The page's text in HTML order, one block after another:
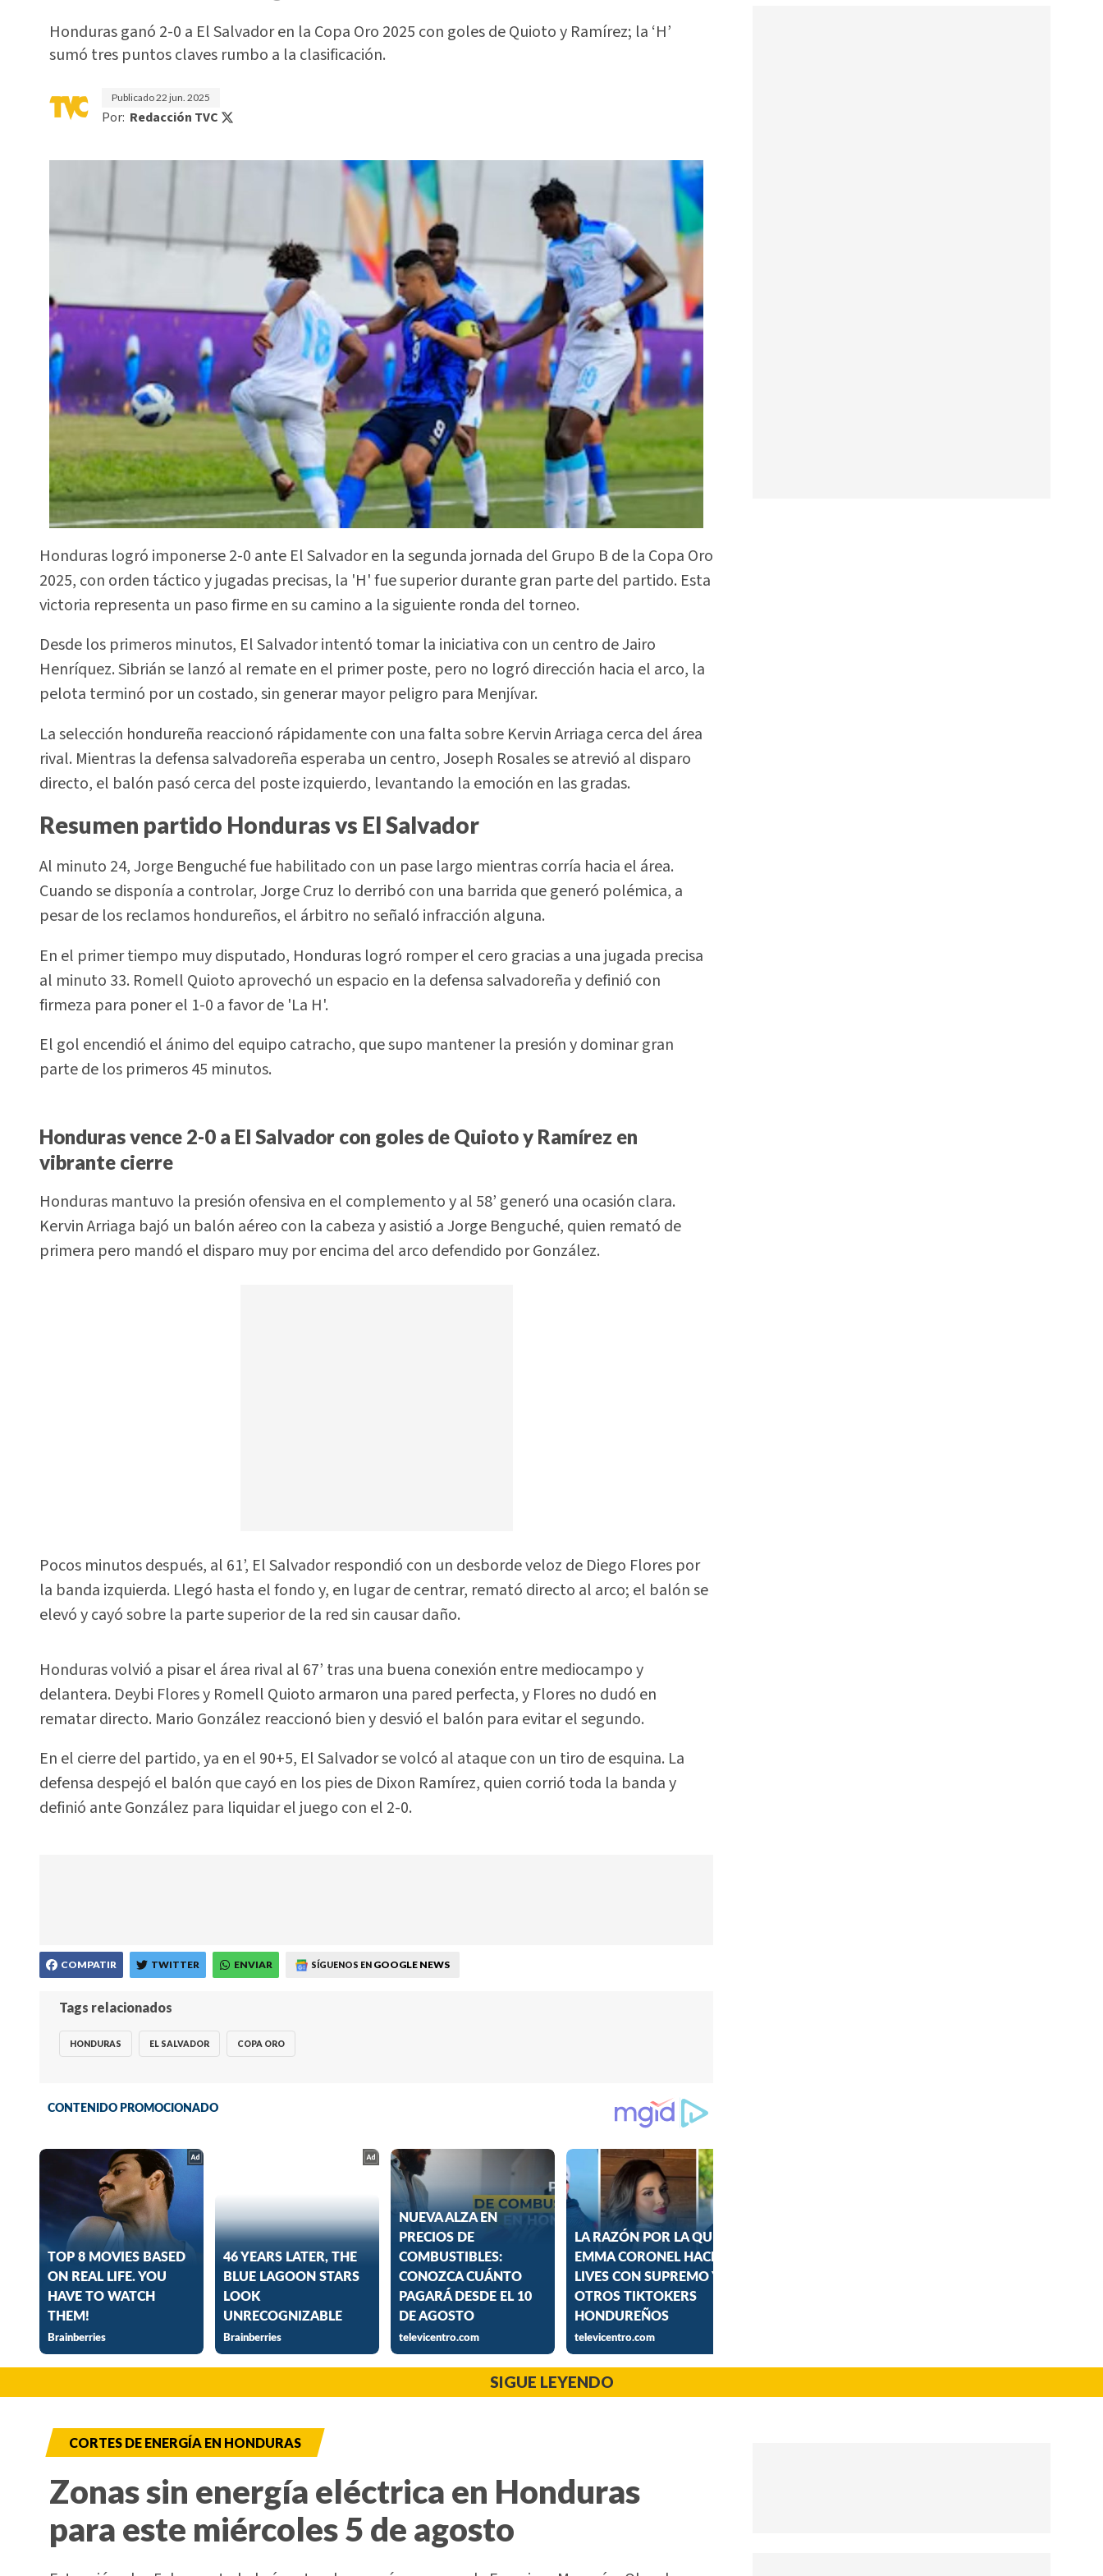
Honduras ganó 2-0 a El Salvador en la Copa Oro 2025 con goles de Quioto y Ramírez; la ‘H’
sumó tres puntos claves rumbo a la clasificación.
Publicado22 jun. 2025
Por: Redacción TVC
Honduras logró imponerse 2-0 ante El Salvador en la segunda jornada del Grupo B de la Copa Oro
2025, con orden táctico y jugadas precisas, la 'H' fue superior durante gran parte del partido. Esta
victoria representa un paso firme en su camino a la siguiente ronda del torneo.
Desde los primeros minutos, El Salvador intentó tomar la iniciativa con un centro de Jairo
Henríquez. Sibrián se lanzó al remate en el primer poste, pero no logró dirección hacia el arco, la
pelota terminó por un costado, sin generar mayor peligro para Menjívar.
La selección hondureña reaccionó rápidamente con una falta sobre Kervin Arriaga cerca del área
rival. Mientras la defensa salvadoreña esperaba un centro, Joseph Rosales se atrevió al disparo
directo, el balón pasó cerca del poste izquierdo, levantando la emoción en las gradas.
Resumen partido Honduras vs El Salvador
Al minuto 24, Jorge Benguché fue habilitado con un pase largo mientras corría hacia el área.
Cuando se disponía a controlar, Jorge Cruz lo derribó con una barrida que generó polémica, a
pesar de los reclamos hondureños, el árbitro no señaló infracción alguna.
En el primer tiempo muy disputado, Honduras logró romper el cero gracias a una jugada precisa
al minuto 33. Romell Quioto aprovechó un espacio en la defensa salvadoreña y definió con
firmeza para poner el 1-0 a favor de 'La H'.
El gol encendió el ánimo del equipo catracho, que supo mantener la presión y dominar gran
parte de los primeros 45 minutos.
Honduras vence 2-0 a El Salvador con goles de Quioto y Ramírez en
vibrante cierre
Honduras mantuvo la presión ofensiva en el complemento y al 58’ generó una ocasión clara.
Kervin Arriaga bajó un balón aéreo con la cabeza y asistió a Jorge Benguché, quien remató de
primera pero mandó el disparo muy por encima del arco defendido por González.
Pocos minutos después, al 61’, El Salvador respondió con un desborde veloz de Diego Flores por
la banda izquierda. Llegó hasta el fondo y, en lugar de centrar, remató directo al arco; el balón se
elevó y cayó sobre la parte superior de la red sin causar daño.
Honduras volvió a pisar el área rival al 67’ tras una buena conexión entre mediocampo y
delantera. Deybi Flores y Romell Quioto armaron una pared perfecta, y Flores no dudó en
rematar directo. Mario González reaccionó bien y desvió el balón para evitar el segundo.
En el cierre del partido, ya en el 90+5, El Salvador se volcó al ataque con un tiro de esquina. La
defensa despejó el balón que cayó en los pies de Dixon Ramírez, quien corrió toda la banda y
definió ante González para liquidar el juego con el 2-0.
COMPATIR TWITTER ENVIAR SÍGUENOS EN GOOGLE NEWS
Tags relacionados
HONDURAS EL SALVADOR COPA ORO
SIGUE LEYENDO
CORTES DE ENERGÍA EN HONDURAS
Zonas sin energía eléctrica en Honduras
para este miércoles 5 de agosto